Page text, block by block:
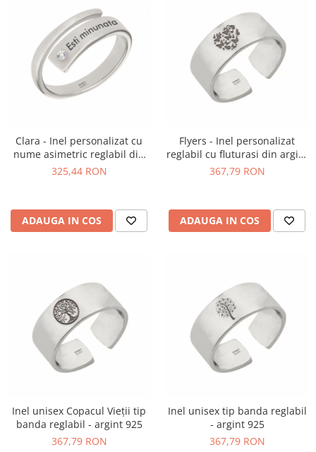
Clara - Inel personalizat cu
nume asimetric reglabil din
argint 925
325,44 RON
ADAUGA IN COS
Flyers - Inel personalizat
reglabil cu fluturasi din argint
925
367,79 RON
ADAUGA IN COS
Inel unisex Copacul Vieții tip
banda reglabil - argint 925
367,79 RON
Inel unisex tip banda reglabil
- argint 925
367,79 RON